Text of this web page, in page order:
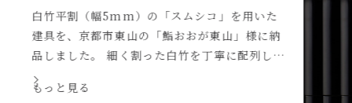
ムシコ」を用いた
おおが東山」様に納
竹を丁寧に配列し、
凛とした緊張感の
竹と竹の隙間を少